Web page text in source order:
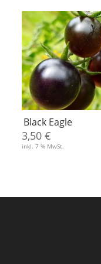
Black Eagle
3,50 €
inkl. 7 % MwSt.